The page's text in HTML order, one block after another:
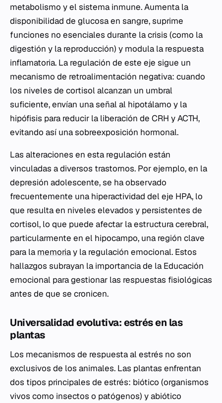
metabolismo y el sistema inmune. Aumenta la
disponibilidad de glucosa en sangre, suprime
funciones no esenciales durante la crisis (como la
digestión y la reproducción) y modula la respuesta
inflamatoria. La regulación de este eje sigue un
mecanismo de retroalimentación negativa: cuando
los niveles de cortisol alcanzan un umbral
suficiente, envían una señal al hipotálamo y la
hipófisis para reducir la liberación de CRH y ACTH,
evitando así una sobreexposición hormonal.
Las alteraciones en esta regulación están
vinculadas a diversos trastornos. Por ejemplo, en la
depresión adolescente, se ha observado
frecuentemente una hiperactividad del eje HPA, lo
que resulta en niveles elevados y persistentes de
cortisol, lo que puede afectar la estructura cerebral,
particularmente en el hipocampo, una región clave
para la memoriay la regulación emocional. Estos
hallazgos subrayan la importancia de la Educación
emocional para gestionar las respuestas fisiológicas
antes de que se cronicen.
Universalidad evolutiva: estrés en las
plantas
Los mecanismos de respuesta al estrés no son
exclusivos de los animales. Las plantas enfrentan
dos tipos principales de estrés: biótico (organismos
vivos como insectos o patógenos) y abiótico